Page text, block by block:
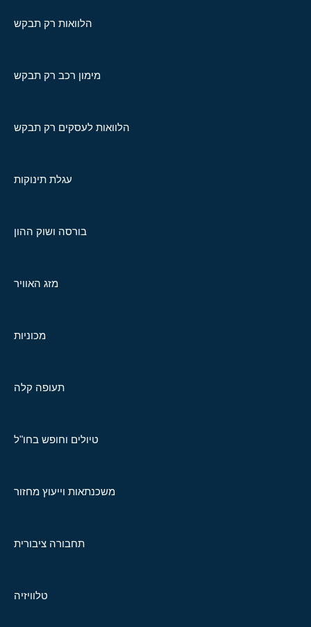
הלוואות רק תבקש
מימון רכב רק תבקש
הלוואות לעסקים רק תבקש
עגלת תינוקות
בורסה ושוק ההון
מזג האוויר
מכוניות
תעופה קלה
טיולים וחופש בחו"ל
משכנתאות וייעוץ מחזור
תחבורה ציבורית
טלוויזיה